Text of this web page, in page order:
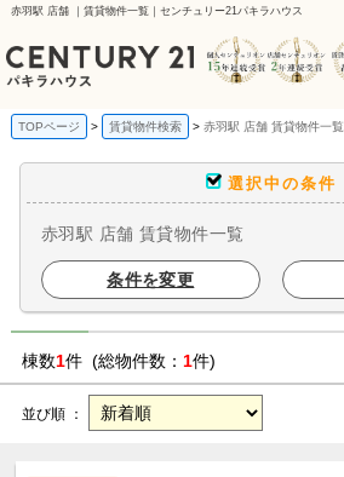
赤羽駅 店舗 ｜賃貸物件一覧｜センチュリー21パキラハウス
TOPページ 賃貸物件検索 赤羽駅 店舗 賃貸物件一覧
選択中の条件
赤羽駅 店舗 賃貸物件一覧
条件を変更
棟数1件 (総物件数： 1件)
並び順 ：